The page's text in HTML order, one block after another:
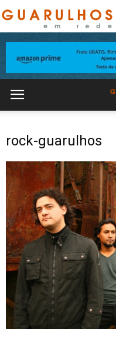
rock-guarulhos